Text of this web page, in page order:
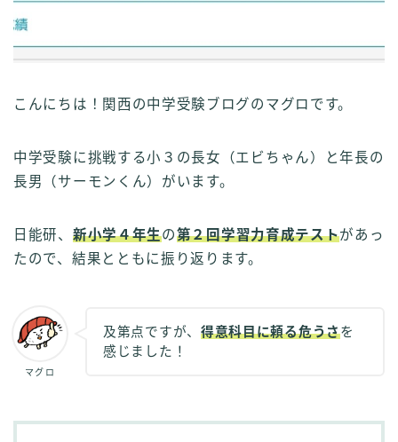
プライバシーポリシー
こんにちは！関西の中学受験ブログのマグロです。
中学受験に挑戦する小３の長女（エビちゃん）と年長の
長男（サーモンくん）がいます。
日能研、 新小学４年生の第２回学習力育成テストがあっ
たので、結果とともに振り返ります。
マグロ
及第点ですが、 得意科目に頼る危うさを
感じました！